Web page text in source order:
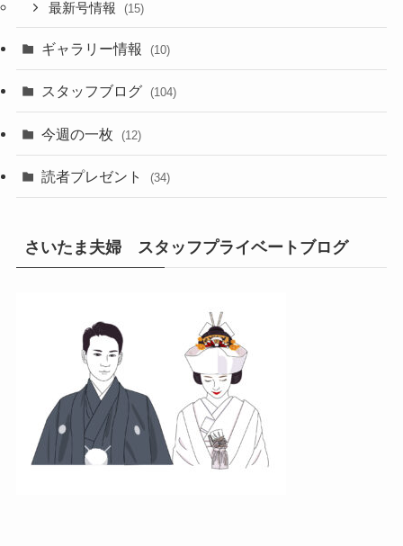
最新号情報 (15)
ギャラリー情報 (10)
スタッフブログ (104)
今週の一枚 (12)
読者プレゼント (34)
さいたま夫婦 スタッフプライベートブログ